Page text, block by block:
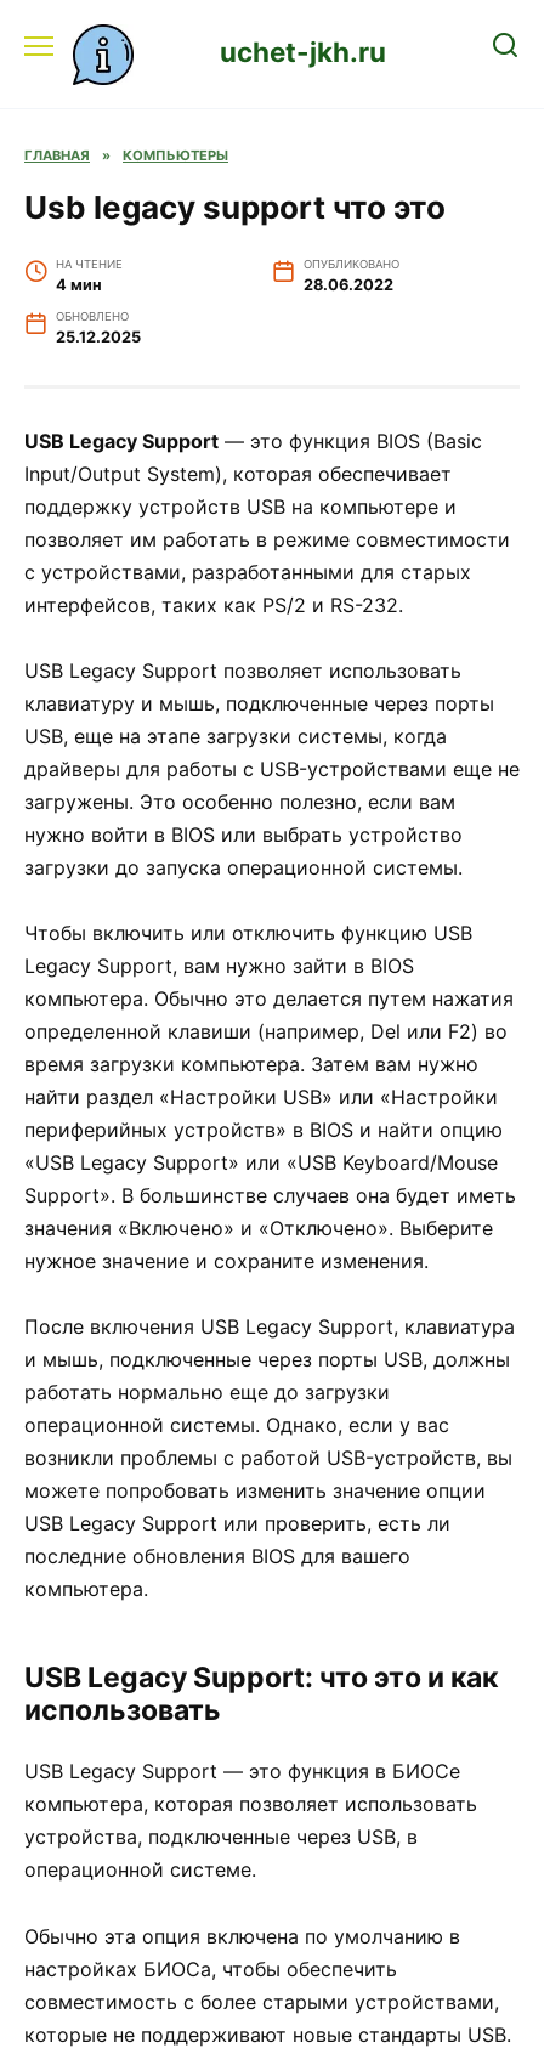
содержанию
uchet-jkh.ru
ГЛАВНАЯ » КОМПЬЮТЕРЫ
Usb legacy support что это
НА ЧТЕНИЕ
4 мин
ОПУБЛИКОВАНО
28.06.2022
ОБНОВЛЕНО
25.12.2025
USB Legacy Support — это функция BIOS (Basic
Input/Output System), которая обеспечивает
поддержку устройств USB на компьютере и
позволяет им работать в режиме совместимости
с устройствами, разработанными для старых
интерфейсов, таких как PS/2 и RS-232.
USB Legacy Support позволяет использовать
клавиатуру и мышь, подключенные через порты
USB, еще на этапе загрузки системы, когда
драйверы для работы с USB-устройствами еще не
загружены. Это особенно полезно, если вам
нужно войти в BIOS или выбрать устройство
загрузки до запуска операционной системы.
Чтобы включить или отключить функцию USB
Legacy Support, вам нужно зайти в BIOS
компьютера. Обычно это делается путем нажатия
определенной клавиши (например, Del или F2) во
время загрузки компьютера. Затем вам нужно
найти раздел «Настройки USB» или «Настройки
периферийных устройств» в BIOS и найти опцию
«USB Legacy Support» или «USB Keyboard/Mouse
Support». В большинстве случаев она будет иметь
значения «Включено» и «Отключено». Выберите
нужное значение и сохраните изменения.
После включения USB Legacy Support, клавиатура
и мышь, подключенные через порты USB, должны
работать нормально еще до загрузки
операционной системы. Однако, если у вас
возникли проблемы с работой USB-устройств, вы
можете попробовать изменить значение опции
USB Legacy Support или проверить, есть ли
последние обновления BIOS для вашего
компьютера.
USB Legacy Support: что это и как
использовать
USB Legacy Support — это функция в БИОСе
компьютера, которая позволяет использовать
устройства, подключенные через USB, в
операционной системе.
Обычно эта опция включена по умолчанию в
настройках БИОСа, чтобы обеспечить
совместимость с более старыми устройствами,
которые не поддерживают новые стандарты USB.